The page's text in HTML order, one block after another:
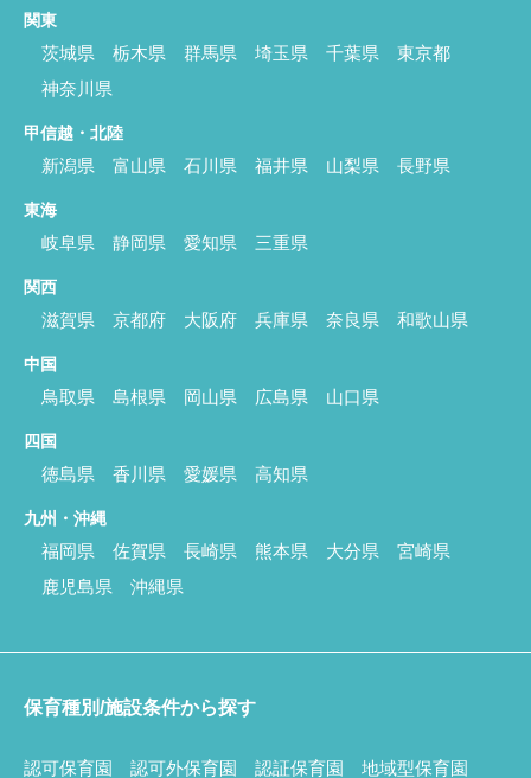
関東
茨城県 栃木県 群馬県 埼玉県 千葉県
東京都
神奈川県
甲信越・北陸
新潟県 富山県 石川県 福井県 山梨県 長野県
東海
岐阜県 静岡県 愛知県 三重県
関西
滋賀県 京都府 大阪府 兵庫県 奈良県 和歌山県
中国
鳥取県 島根県 岡山県 広島県 山口県
四国
徳島県 香川県 愛媛県 高知県
九州・沖縄
福岡県 佐賀県 長崎県 熊本県 大分県
宮崎県
鹿児島県
沖縄県
保育種別/施設条件から探す
認可保育園 認可外保育園 認証保育園 地域型保育園